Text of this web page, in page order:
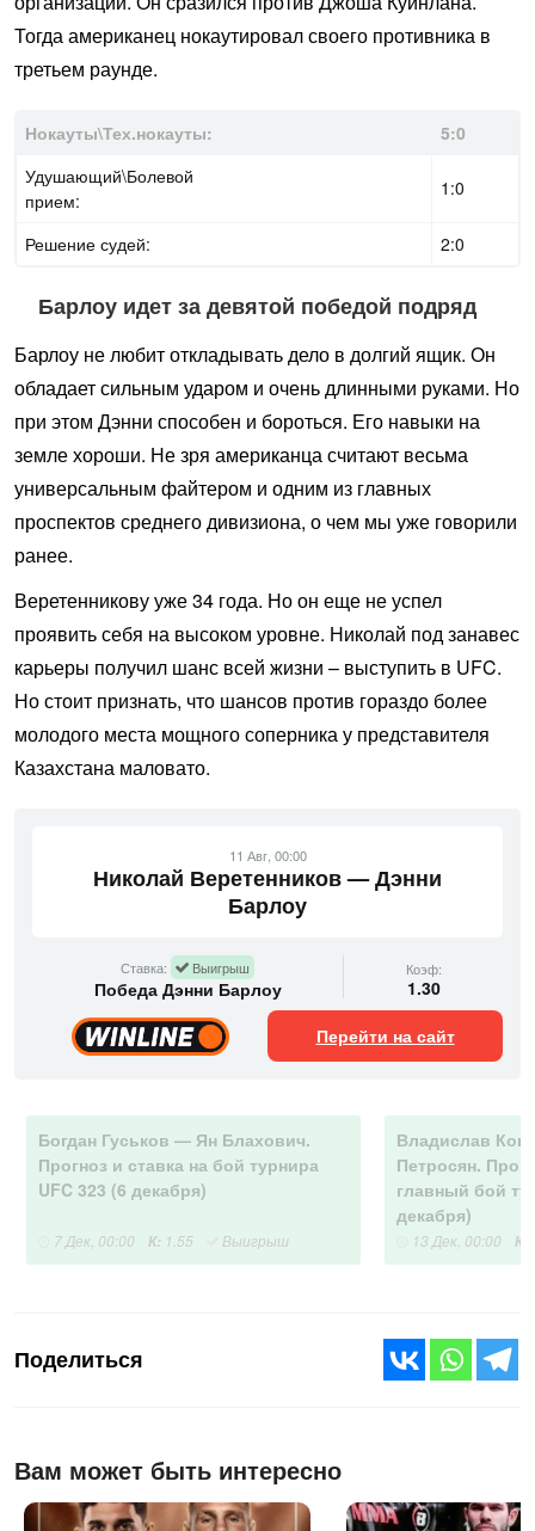
Тогда американец нокаутировал своего противника в
третьем раунде.
Нокауты\Тех.нокауты:
5:0
Удушающий\Болевой
прием:
1:0
Решение судей: 2:0
Барлоу идет за девятой победой подряд
Барлоу не любит откладывать дело в долгий ящик. Он
обладает сильным ударом и очень длинными руками. Но
при этом Дэнни способен и бороться. Его навыки на
земле хороши. Не зря американца считают весьма
универсальным файтером и одним из главных
проспектов среднего дивизиона, о чем мы уже говорили
ранее.
Веретенникову уже 34 года. Но он еще не успел
проявить себя на высоком уровне. Николай под занавес
карьеры получил шанс всей жизни – выступить в UFC.
Но стоит признать, что шансов против гораздо более
молодого места мощного соперника у представителя
Казахстана маловато.
11 Авг, 00:00
Николай Веретенников — Дэнни
Барлоу
Ставка: Выигрыш
Победа Дэнни Барлоу
Коэф:
1.30
Перейти на сайт
Богдан Гуськов — Ян Блахович.
Прогноз и ставка на бой турнира
UFC 323 (6 декабря)
7 Дек, 00:00 К: 1.55 Выигрыш
Владислав
Петросян.
главный бой
декабря)
13 Дек, 00:00 К:
Поделиться
Вам может быть интересно